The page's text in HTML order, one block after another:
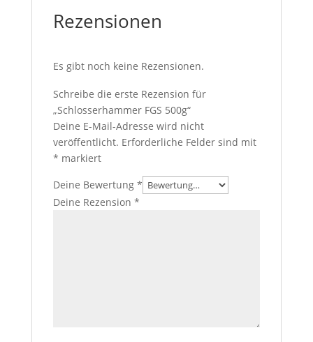
Rezensionen
Es gibt noch keine Rezensionen.
Schreibe die erste Rezension für
„Schlosserhammer FGS 500g“
Deine E-Mail-Adresse wird nicht
veröffentlicht. Erforderliche Felder sind mit
* markiert
Deine Bewertung *
Deine Rezension *